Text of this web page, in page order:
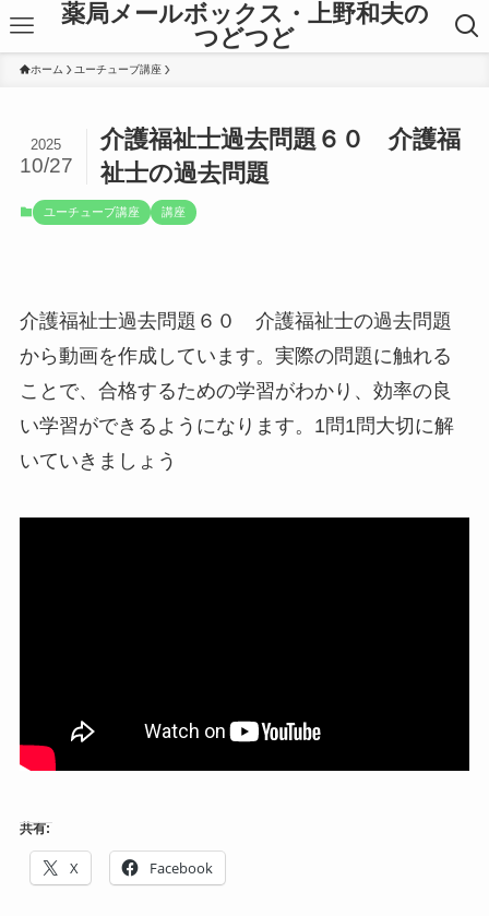
薬局メールボックス・上野和夫の
つどつど
ホーム ユーチューブ講座
介護福祉士過去問題６０ 介護福
祉士の過去問題
2025
10/27
ユーチューブ講座 講座
介護福祉士過去問題６０ 介護福祉士の過去問題
から動画を作成しています。実際の問題に触れる
ことで、合格するための学習がわかり、効率の良
い学習ができるようになります。1問1問大切に解
いていきましょう
共有:
X Facebook